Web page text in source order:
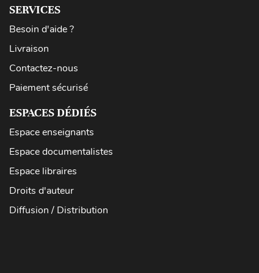
SERVICES
Besoin d'aide ?
Livraison
Contactez-nous
Paiement sécurisé
ESPACES DÉDIÉS
Espace enseignants
Espace documentalistes
Espace libraires
Droits d'auteur
Diffusion / Distribution